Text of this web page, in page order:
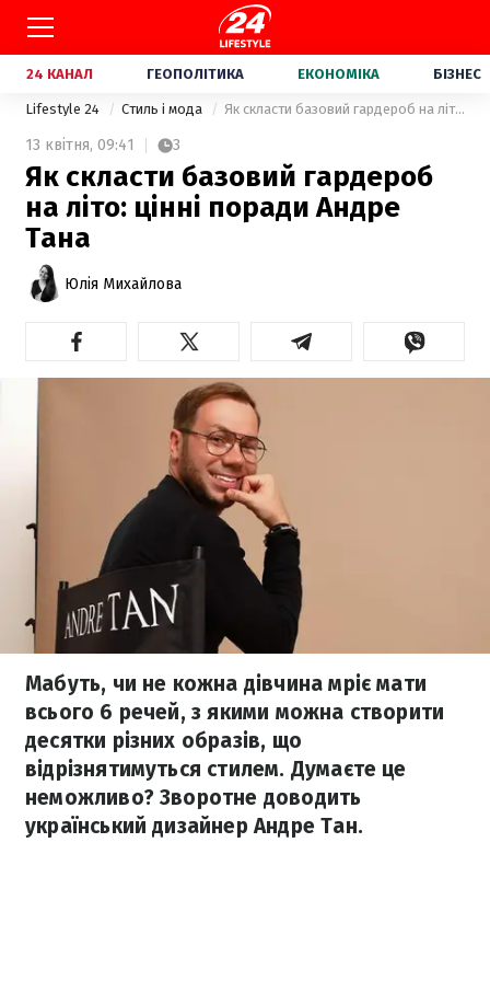
24 КАНАЛ ГЕОПОЛІТИКА ЕКОНОМІКА БІЗНЕС
Lifestyle 24 Стиль і мода Як скласти базовий гардероб на літо: цінні поради Андре Тана
13 квітня, 09:41 3
Як скласти базовий гардероб
на літо: цінні поради Андре
Тана
Юлія Михайлова
Мабуть, чи не кожна дівчина мріє мати
всього 6 речей, з якими можна створити
десятки різних образів, що
відрізнятимуться стилем. Думаєте це
неможливо? Зворотне доводить
український дизайнер Андре Тан.